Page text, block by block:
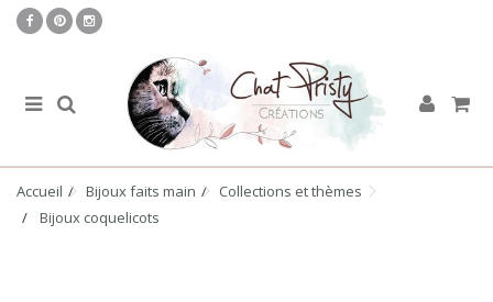
Accueil Bijoux faits main
Collections et thèmes
Bijoux coquelicots